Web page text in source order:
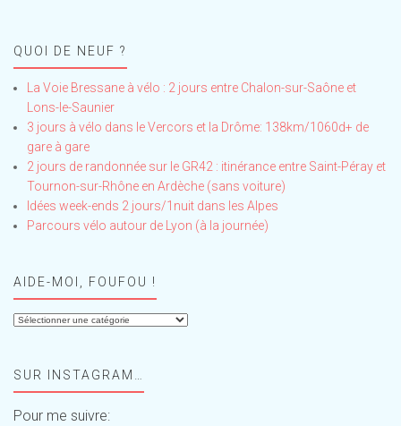
QUOI DE NEUF ?
La Voie Bressane à vélo : 2 jours entre Chalon-sur-Saône et
Lons-le-Saunier
3 jours à vélo dans le Vercors et la Drôme: 138km/1060d+ de
gare à gare
2 jours de randonnée sur le GR42 : itinérance entre Saint-Péray et
Tournon-sur-Rhône en Ardèche (sans voiture)
Idées week-ends 2 jours/1nuit dans les Alpes
Parcours vélo autour de Lyon (à la journée)
AIDE-MOI, FOUFOU !
Aide-
!SUR INSTAGRAM…
Pour me suivre: